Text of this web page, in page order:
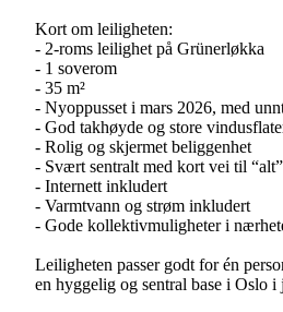
Kort om leiligheten:
- 2-roms leilighet på Grünerløkka
- 1 soverom
- 35 m²
- Nyoppusset i mars 2026, med
- God takhøyde og store
- Rolig og skjermet beliggenhet
- Svært sentralt med kort vei til “alt”
- Internett inkludert
- Varmtvann og strøm inkludert
- Gode kollektivmuligheter i
Leiligheten passer godt for én
en hyggelig og sentral base i Oslo i